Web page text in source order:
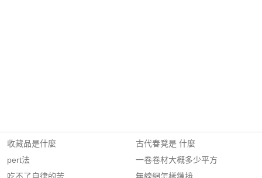
收藏品是什麼
pert法
古代春凳是 什麼
一卷卷材大概多少平方